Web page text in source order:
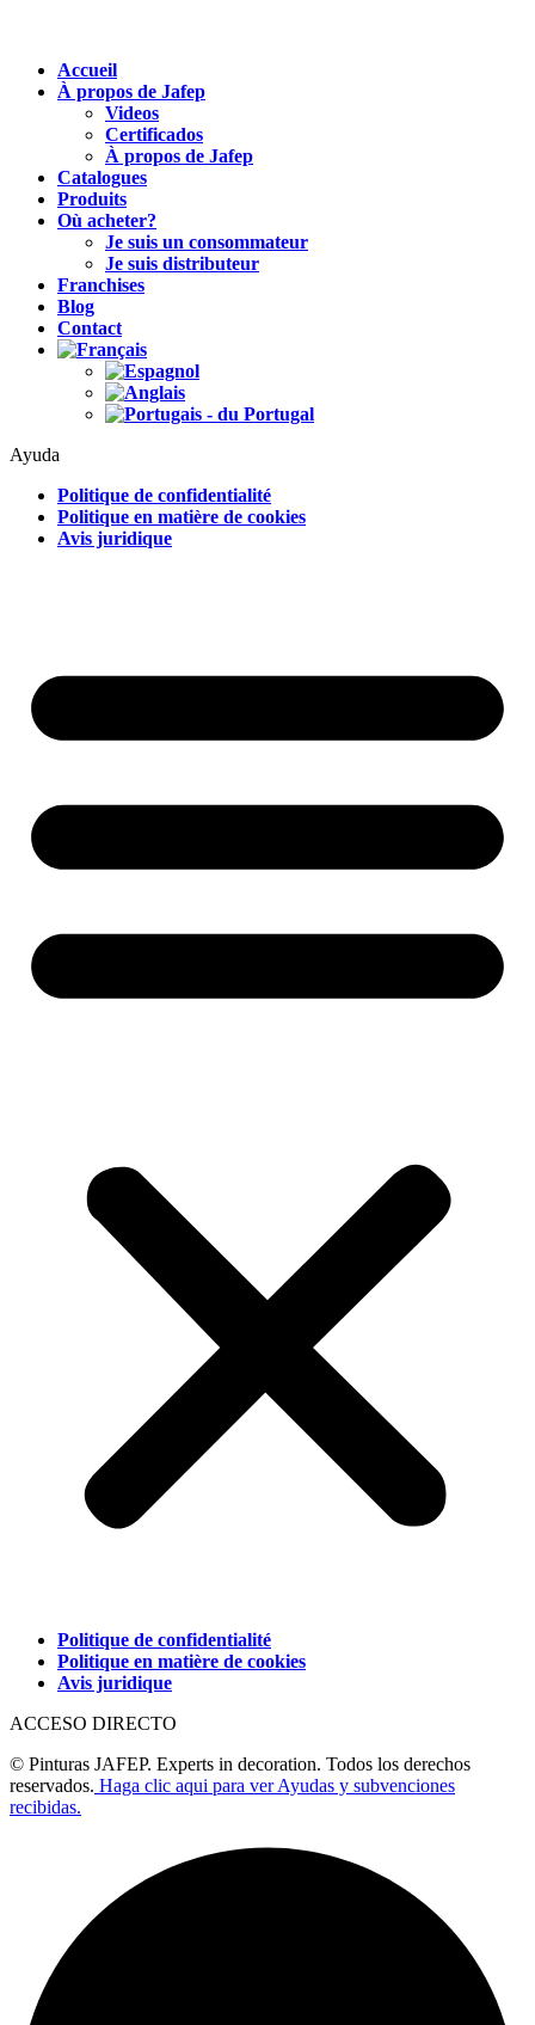
Accueil
À propos de Jafep
Videos
Certificados
À propos de Jafep
Catalogues
Produits
Où acheter?
Je suis un consommateur
Je suis distributeur
Franchises
Blog
Contact
Ayuda
Politique de confidentialité
Politique en matière de cookies
Avis juridique
Politique de confidentialité
Politique en matière de cookies
Avis juridique
ACCESO DIRECTO
© Pinturas JAFEP. Experts in decoration. Todos los derechos
reservados. Haga clic aqui para ver Ayudas y subvenciones
recibidas.